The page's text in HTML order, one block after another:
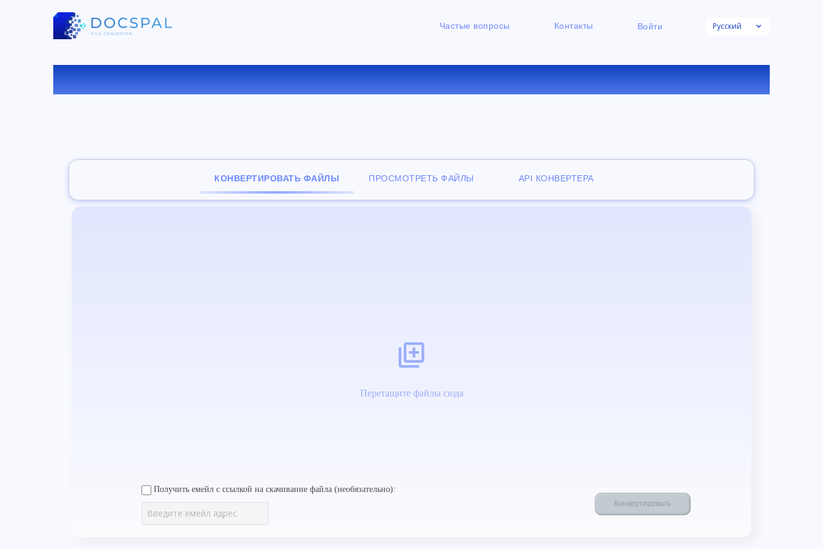
Частые вопросы Контакты Войти Русский
КОНВЕРТИРОВАТЬ PPSX В PPS ОНЛАЙН
КОНВЕРТИРОВАТЬ ФАЙЛЫ ПРОСМОТРЕТЬ ФАЙЛЫ API КОНВЕРТЕРА
Перетащите файлы сюда
Получить емейл с ссылкой на скачивание файла (необязательно):